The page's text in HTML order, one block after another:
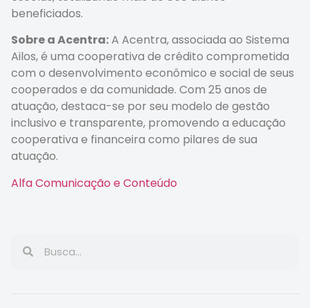
beneficiados.
Sobre a Acentra:A Acentra, associada ao Sistema
Ailos, é uma cooperativa de crédito comprometida
com o desenvolvimento econômico e social de seus
cooperados e da comunidade. Com 25 anos de
atuação, destaca-se por seu modelo de gestão
inclusivo e transparente, promovendo a educação
cooperativa e financeira como pilares de sua
atuação.
Alfa Comunicação e Conteúdo